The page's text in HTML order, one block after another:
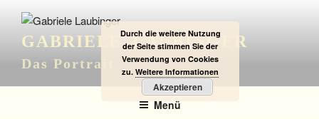
Inhalt
springenGABRIELE LAUBINGER
Das Portrait
Menü
Durch die weitere Nutzung
der Seite stimmen Sie der
Verwendung von Cookies
zu. Weitere Informationen
Akzeptieren